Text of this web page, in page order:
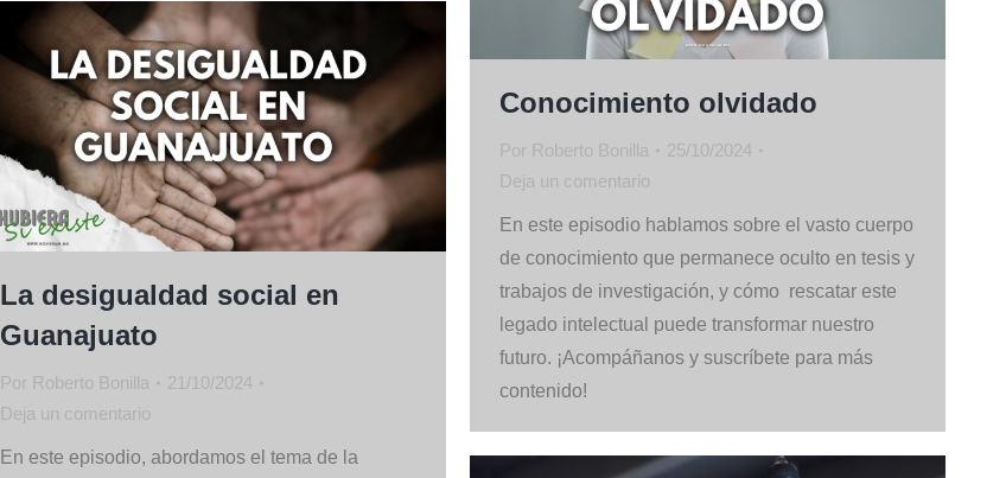
Conocimiento olvidado
Por Roberto Bonilla
25/10/2024
Deja un comentario
En este episodio hablamos sobre el vasto cuerpo
de conocimiento que permanece oculto en tesis y
trabajos de investigación, y cómo rescatar este
legado intelectual puede transformar nuestro
futuro. ¡Acompáñanos y suscríbete para más
contenido!
La desigualdad social en
Guanajuato
Por Roberto Bonilla
21/10/2024
Deja un comentario
En este episodio, abordamos el tema de la